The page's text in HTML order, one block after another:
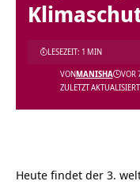
ZULETZT
VONMANISHA VOR
LESEZEIT: 1 MIN
Heute findet der 3.